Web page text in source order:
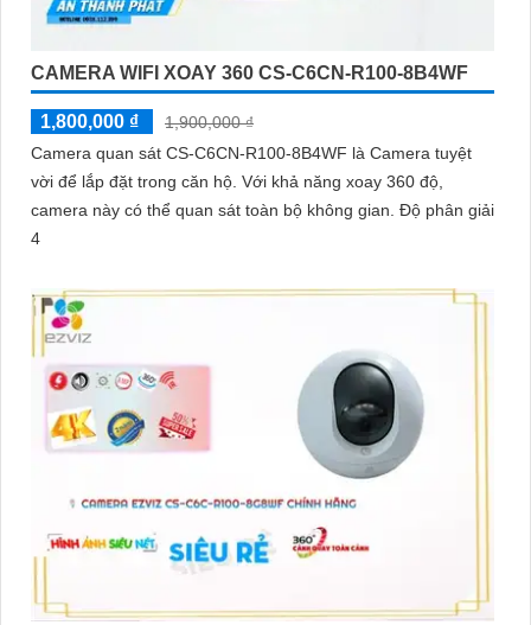
CAMERA WIFI XOAY 360 CS-C6CN-R100-8B4WF
1,800,000 ₫
1,900,000 ₫
Camera quan sát CS-C6CN-R100-8B4WF là Camera tuyệt
vời để lắp đặt trong căn hộ. Với khả năng xoay 360 độ,
camera này có thể quan sát toàn bộ không gian. Độ phân giải
4